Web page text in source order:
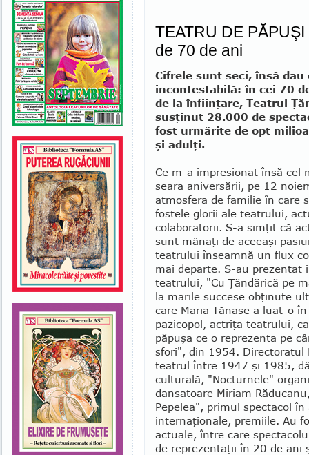
TEATRU DE
de 70 de ani
Cifrele sunt seci, însă dau
in­con­testabilă: în cei 70
de la în­fiin­ţare, Teatrul
susţinut 28.000 de
fost urmărite de opt
şi adulţi.
Ce m-a impresionat însă cel
seara aniversării, pe 12
atmosfera de familie în care
fostele glorii ale tea­tru­lui,
colaboratorii. S-a simţit că
sunt mânaţi de aceeaşi
teatrului în­seamnă un flux
mai departe. S-au prezentat
teatrului, "Cu Ţăndărică pe
la marile suc­­cese obţinute
care Maria Tă­nase a luat-o
pazicopol, actriţa teatrului,
păpuşa ce o re­pre­zenta pe
sfori", din 1954. Directoratul
tea­trul între 1947 şi 1985,
cul­tu­rală, "Nocturnele"
dansatoare Miriam
Pe­pelea", primul spectacol
internaţionale, premiile. Au
actuale, între care
de reprezentaţii în 20 de ani